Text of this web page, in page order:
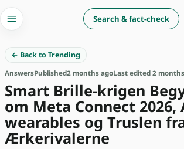
Search & fact-check
← Back to Trending
AnswersPublished2 months agoLast edited 2
Smart Brille-krigen
om Meta Connect 2026,
wearables og Truslen
Ærkerivalerne